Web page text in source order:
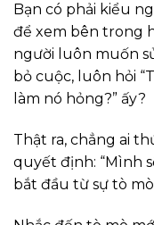
Bạn có phải kiểu
để xem bên trong
người luôn muốn
bỏ cuộc, luôn hỏi
làm nó hỏng?” ấy?
Thật ra, chẳng ai
quyết định: “Mình
bắt đầu từ sự tò